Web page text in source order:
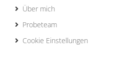
Über mich
Probeteam
Cookie Einstellungen